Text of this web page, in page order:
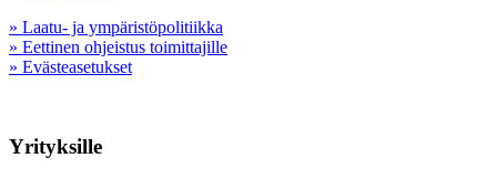
» Laatu- ja ympäristöpolitiikka
» Eettinen ohjeistus toimittajille
» Evästeasetukset
Yrityksille